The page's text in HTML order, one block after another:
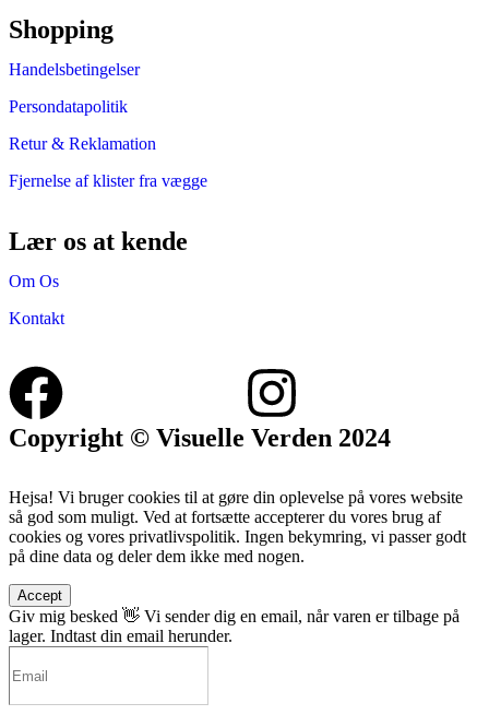
Shopping
Handelsbetingelser
Persondatapolitik
Retur & Reklamation
Fjernelse af klister fra vægge
Lær os at kende
Om Os
Kontakt
Copyright © Visuelle Verden 2024
Hejsa! Vi bruger cookies til at gøre din oplevelse på vores website
så god som muligt. Ved at fortsætte accepterer du vores brug af
cookies og vores privatlivspolitik. Ingen bekymring, vi passer godt
på dine data og deler dem ikke med nogen.
Accept
Giv mig besked 👋 Vi sender dig en email, når varen er tilbage på
lager. Indtast din email herunder.